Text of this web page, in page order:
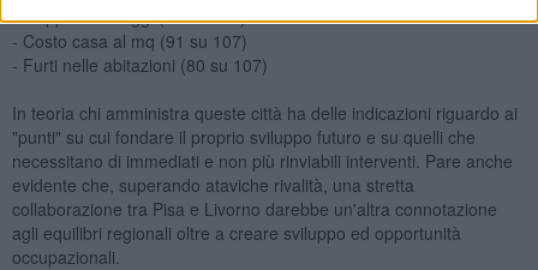
- Scippi e borseggi (95 su 107)
- Costo casa al mq (91 su 107)
- Furti nelle abitazioni (80 su 107)
In teoria chi amministra queste città ha delle indicazioni riguardo ai
"punti" su cui fondare il proprio sviluppo futuro e su quelli che
necessitano di immediati e non più rinviabili interventi. Pare anche
evidente che, superando ataviche rivalità, una stretta
collaborazione tra Pisa e Livorno darebbe un'altra connotazione
agli equilibri regionali oltre a creare sviluppo ed opportunità
occupazionali.